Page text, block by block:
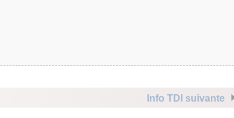
Info TDI suivante